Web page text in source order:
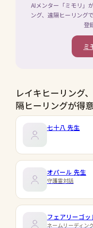
AIメンター「ミモリ」
ング、遠隔ヒーリング
登
ミ
レイキヒーリング
隔ヒーリングが得
七十八 先生
オパール 先生
守護霊対話
フェアリーゴッ
ネームリーディン